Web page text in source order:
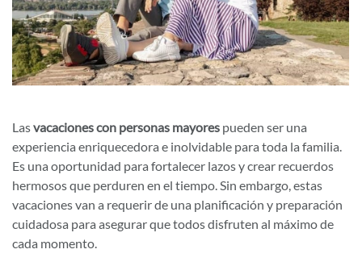
Lasvacaciones con personas mayores pueden ser una
experiencia enriquecedora e inolvidable para toda la familia.
Es una oportunidad para fortalecer lazos y crear recuerdos
hermosos que perduren en el tiempo. Sin embargo, estas
vacaciones van a requerir de una planificación y preparación
cuidadosa para asegurar que todos disfruten al máximo de
cada momento.